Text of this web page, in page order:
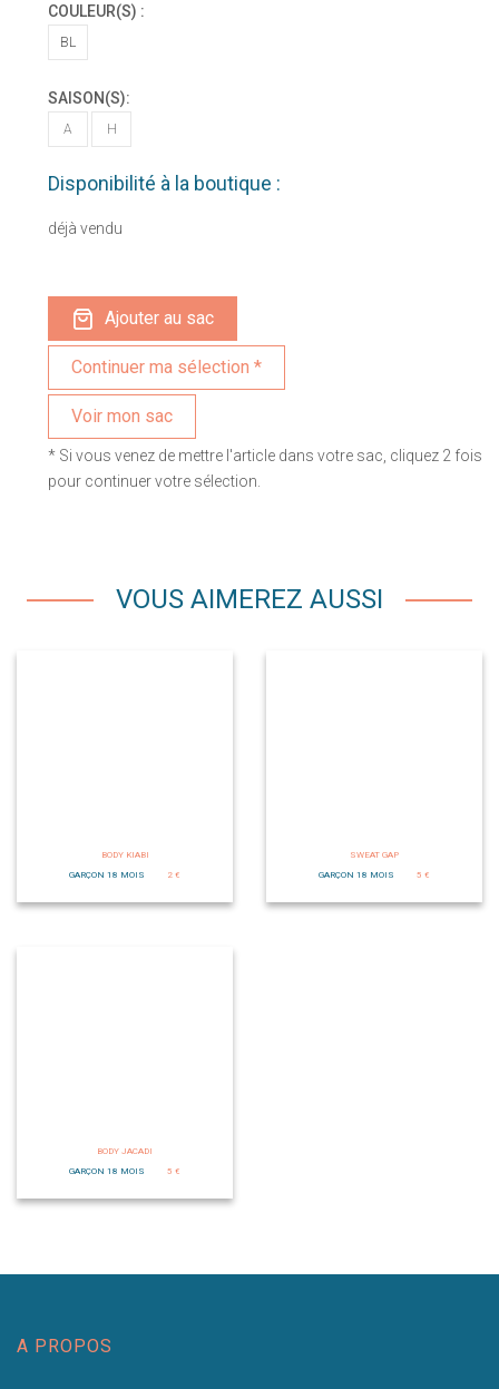
COULEUR(S) :
BL
SAISON(S):
A H
Disponibilité à la boutique :
déjà vendu
Ajouter au sac
Voir mon sac
* Si vous venez de mettre l'article dans votre sac, cliquez 2 fois
pour continuer votre sélection.
VOUS AIMEREZ AUSSI
BODY KIABI
GARÇON 18 MOIS
2 €
SWEAT GAP
GARÇON 18 MOIS
5 €
BODY JACADI
GARÇON 18 MOIS
5 €
A PROPOS